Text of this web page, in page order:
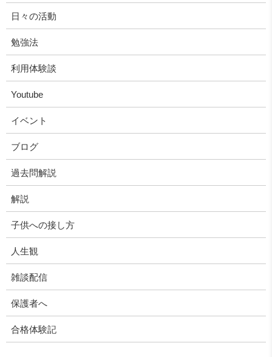
日々の活動
勉強法
利用体験談
Youtube
イベント
ブログ
過去問解説
解説
子供への接し方
人生観
雑談配信
保護者へ
合格体験記